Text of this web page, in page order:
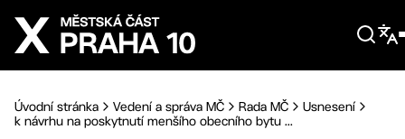
Přejít na hlavní obsah
Úvodní stránka Vedení a správa MČ Rada MČ
Usnesení
k návrhu na poskytnutí menšího obecního bytu ...